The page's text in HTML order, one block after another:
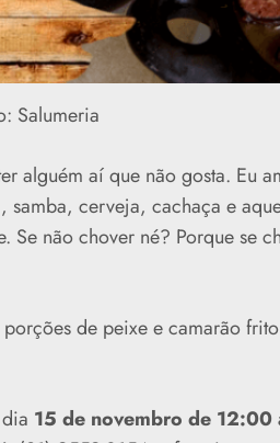
Salumeria
alguém aí que não gosta. Eu
cerveja, cachaça e
não chover né? Porque se
de peixe e camarão
15 de novembro de